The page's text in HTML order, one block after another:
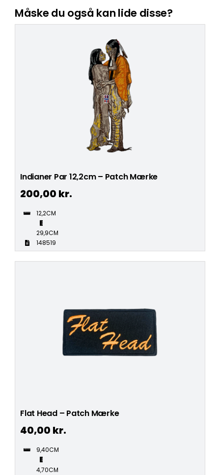
Måske du også kan lide disse?
Indianer Par 12,2cm – Patch Mærke
200,00 kr.
12,2CM
29,9CM
148519
Flat Head – Patch Mærke
40,00 kr.
9,40CM
4,70CM